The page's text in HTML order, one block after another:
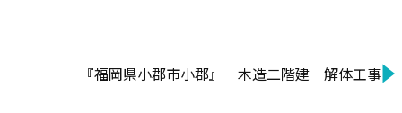
『福岡県小郡市小郡』 木造二階建 解体工事